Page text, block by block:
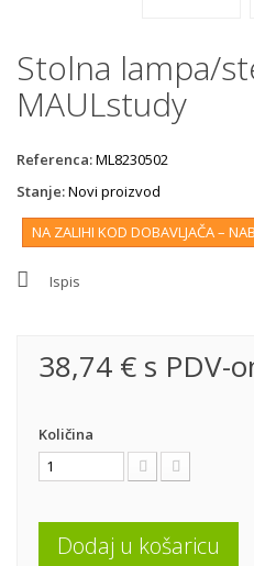
Stolna lampa/
MAULstudy
Referenca:ML8230502
Stanje:Novi proizvod
NA ZALIHI KOD DOBAVLJAČA –
Ispis
38,74 € s PDV-
Količina
Dodaj u košaricu